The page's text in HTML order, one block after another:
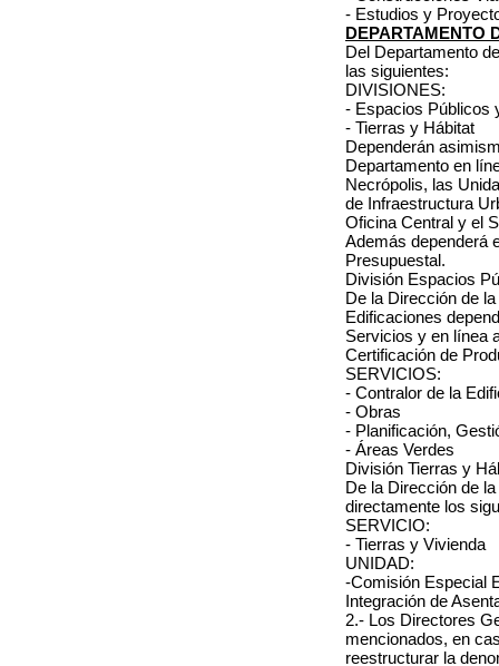
- Estudios y
DEPARTAMENTO
Del Departamento
las siguientes:
DIVISIONES:
- Espacios Públicos
- Tierras y Hábitat
Dependerán
Departamento en
Necrópolis, las
de Infraestructura
Oficina Central y el
Además dependerá
Presupuestal.
División Espacios
De la Dirección de
Edificaciones
Servicios y en línea
Certificación de
SERVICIOS:
- Contralor de la
- Obras
- Planificación,
- Áreas Verdes
División Tierras y
De la Dirección de
directamente los
SERVICIO:
- Tierras y Vivienda
UNIDAD:
-Comisión Especial
Integración de
2.- Los Directores
mencionados, en
reestructurar la